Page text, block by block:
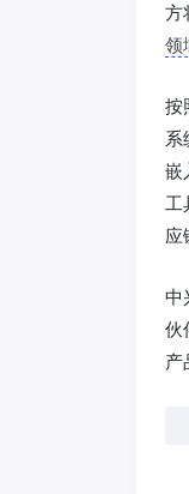
方
领
按
系
嵌
工
应
中
伙
产